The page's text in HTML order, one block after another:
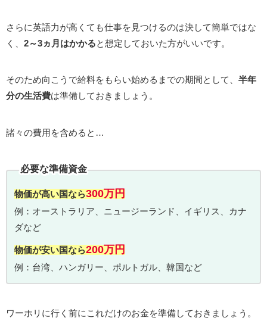
さらに英語力が高くても仕事を見つけるのは決して簡単ではな
く、 2～3ヵ月はかかると想定しておいた方がいいです。
そのため向こうで給料をもらい始めるまでの期間として、 半年
分の生活費は準備しておきましょう。
諸々の費用を含めると…
必要な準備資金
物価が高い国なら300万円
例：オーストラリア、ニュージーランド、イギリス、カナ
ダなど
物価が安い国なら200万円
例：台湾、ハンガリー、ポルトガル、韓国など
ワーホリに行く前にこれだけのお金を準備しておきましょう。